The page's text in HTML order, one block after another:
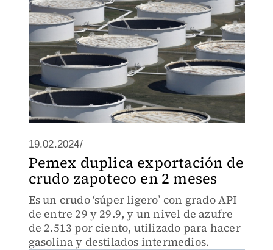
19.02.2024/
Pemex duplica exportación de
crudo zapoteco en 2 meses
Es un crudo ‘súper ligero’ con grado API
de entre 29 y 29.9, y un nivel de azufre
de 2.513 por ciento, utilizado para hacer
gasolina y destilados intermedios.